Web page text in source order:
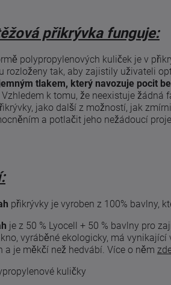
přikrývka funguje:
polypropylenových kuliček je v
rozloženy tak, aby zajistily uživateli
tlakem, který navozuje pocit
Vzhledem k tomu, že neexistuje
jako další z možností, jak
a potlačit jeho nežádoucí
přikrývky je vyroben z 100% bavlny,
je z 50 % Lyocell + 50 % bavlny pro
vyráběné ekologicky, má
a je měkčí než hedvábí. Více o něm
kuličky